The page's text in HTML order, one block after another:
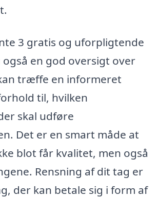
3 gratis og uforpligtende
en god oversigt over
træffe en informeret
til, hvilken
skal udføre
Det er en smart måde at
blot får kvalitet, men også
Rensning af dit tag er
der kan betale sig i form af